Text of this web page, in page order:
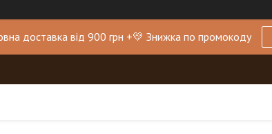
доставка від 900 грн +💛 Знижка по промокоду